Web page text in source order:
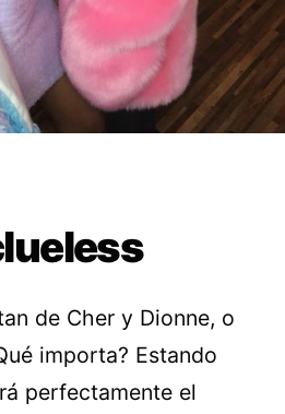
de Cher y Dionne, o
importa? Estando
perfectamente el